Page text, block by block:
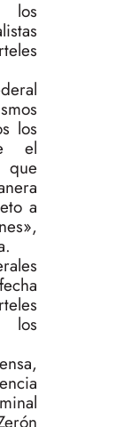
los
el
que
a